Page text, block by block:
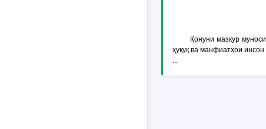
Қонуни мазкур
ҳуқуқ ва манфиатҳои
...